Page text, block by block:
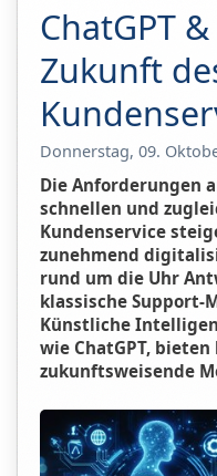
ChatGPT
Zukunft
Donnerstag, 09.
Die Anforderungen
schnellen und
Kundenservice
zunehmend
rund um die Uhr
klassische Support-
Künstliche
wie ChatGPT,
zukunftsweisende